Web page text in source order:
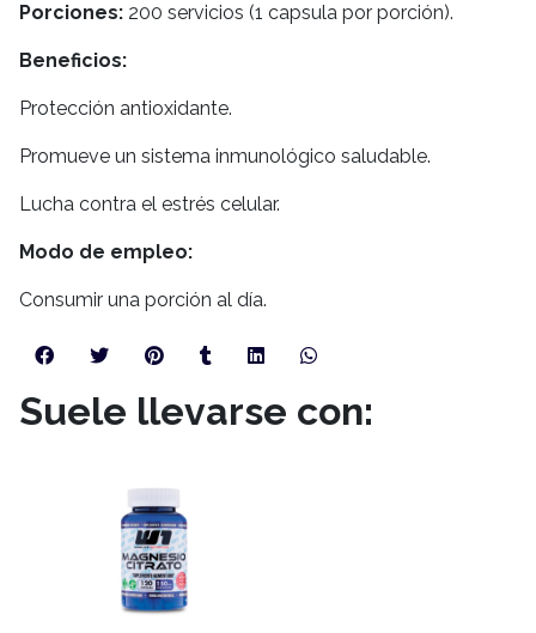
Porciones: 200 servicios (1 capsula por porción).
Beneficios:
Protección antioxidante.
Promueve un sistema inmunológico saludable.
Lucha contra el estrés celular.
Modo de empleo:
Consumir una porción al día.
Suele llevarse con: